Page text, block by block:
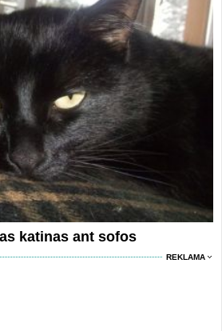
katinas ant sofos
REKLAMA